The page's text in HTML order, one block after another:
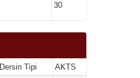
30
Dersin Tipi AKTS